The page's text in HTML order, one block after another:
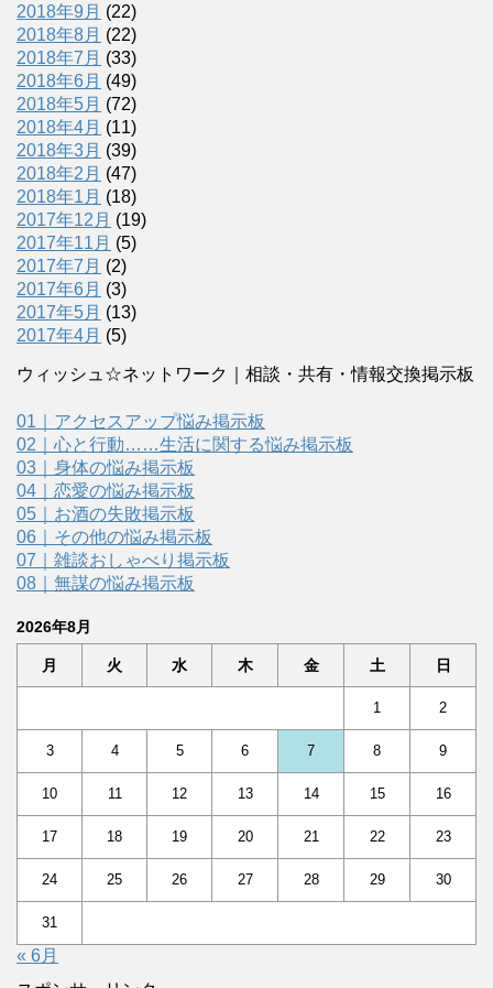
2018年9月 (22)
2018年8月 (22)
2018年7月 (33)
2018年6月 (49)
2018年5月 (72)
2018年4月 (11)
2018年3月 (39)
2018年2月 (47)
2018年1月 (18)
2017年12月 (19)
2017年11月 (5)
2017年7月 (2)
2017年6月 (3)
2017年5月 (13)
2017年4月 (5)
ウィッシュ☆ネットワーク｜相談・共有・情報交換掲示板
01｜アクセスアップ悩み掲示板
02｜心と行動……生活に関する悩み掲示板
03｜身体の悩み掲示板
04｜恋愛の悩み掲示板
05｜お酒の失敗掲示板
06｜その他の悩み掲示板
07｜雑談おしゃべり掲示板
08｜無謀の悩み掲示板
2026年8月
月 火 水 木 金 土 日
1 2
3 4 5 6 7 8 9
10 11 12 13 14 15 16
17 18 19 20 21 22 23
24 25 26 27 28 29 30
31
« 6月